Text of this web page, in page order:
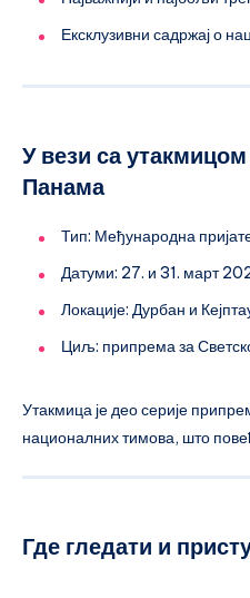
Ексклузивни садржај о
У вези са
Панама
Тип: Међународна
Датуми: 27. и 31. март
Локације: Дурбан и
Циљ: припрема за
Утакмица је део серије
националних тимова, што
Где гледати и